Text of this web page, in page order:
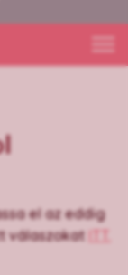
el az eddig
válaszokat